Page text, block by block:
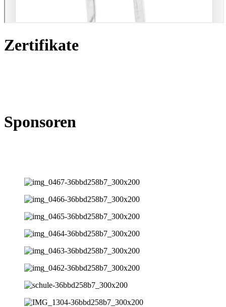
Zertifikate
Sponsoren